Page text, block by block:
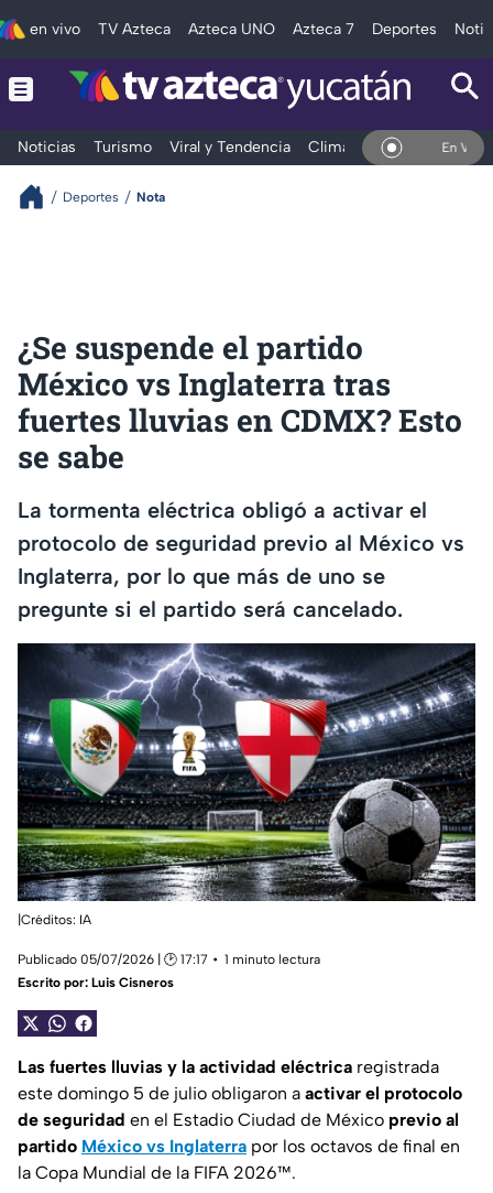
en vivo TV Azteca Azteca UNO Azteca 7 Deportes
Noticias Turismo Viral y Tendencia Clima Deportes En Vivo
Deportes Nota
¿Se suspende el partido
México vs Inglaterra tras
fuertes lluvias en CDMX? Esto
se sabe
La tormenta eléctrica obligó a activar el
protocolo de seguridad previo al México vs
Inglaterra, por lo que más de uno se
pregunte si el partido será cancelado.
|Créditos: IA
Publicado 05/07/2026 | 🕑 17:17
1 minuto lectura
Escrito por: Luis Cisneros
Las fuertes lluvias y la actividad eléctrica registrada
este domingo 5 de julio obligaron a activar el protocolo
de seguridad en el Estadio Ciudad de México previo al
partido México vs Inglaterra por los octavos de final en
la Copa Mundial de la FIFA 2026™.